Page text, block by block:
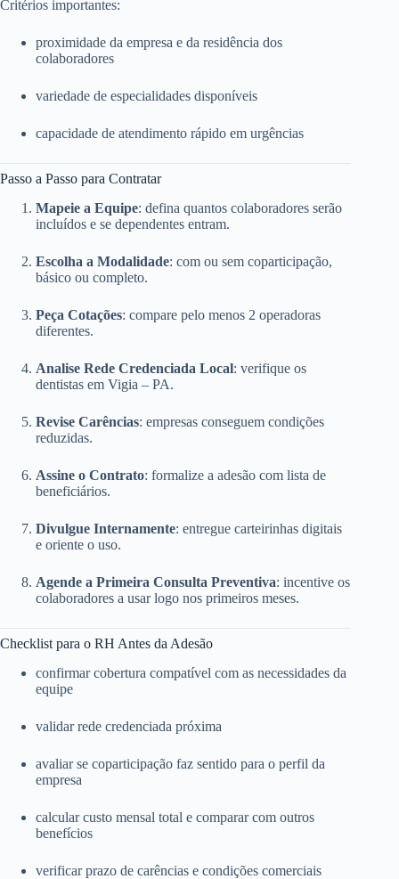
Critérios importantes:
proximidade da empresa e da residência dos
colaboradores
variedade de especialidades disponíveis
capacidade de atendimento rápido em urgências
Passo a Passo para Contratar
Mapeie a Equipe: defina quantos colaboradores serão
incluídos e se dependentes entram.
Escolha a Modalidade: com ou sem coparticipação,
básico ou completo.
Peça Cotações: compare pelo menos 2 operadoras
diferentes.
Analise Rede Credenciada Local: verifique os
dentistas em Vigia – PA.
Revise Carências: empresas conseguem condições
reduzidas.
Assine o Contrato: formalize a adesão com lista de
beneficiários.
Divulgue Internamente: entregue carteirinhas digitais
e oriente o uso.
Agende a Primeira Consulta Preventiva: incentive os
colaboradores a usar logo nos primeiros meses.
Checklist para o RH Antes da Adesão
confirmar cobertura compatível com as necessidades da
equipe
validar rede credenciada próxima
avaliar se coparticipação faz sentido para o perfil da
empresa
calcular custo mensal total e comparar com outros
benefícios
verificar prazo de carências e condições comerciais